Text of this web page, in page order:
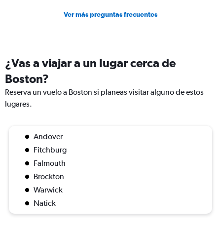
Ver más preguntas frecuentes
¿Vas a viajar a un lugar cerca de
Boston?
Reserva un vuelo a Boston si planeas visitar alguno de estos
lugares.
Andover
Fitchburg
Falmouth
Brockton
Warwick
Natick